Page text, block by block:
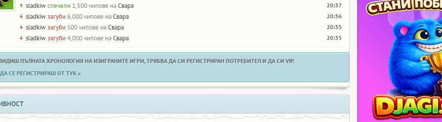
sladkiwспечели 1,500 чипове наСвара 20:37
sladkiwзагуби 6,000 чипове наСвара 20:36
sladkiwзагуби 500 чипове наСвара 20:35
sladkiwзагуби 4,000 чипове наСвара 20:35
ПЪЛНАТА ХРОНОЛОГИЯ НА ИЗИГРАНИТЕ ИГРИ, ТРЯБВА ДА СИ РЕГИСТРИРАН ПОТРЕБИТЕЛ И ДА СИ VIP.
СЕ РЕГИСТРИРАШ ОТ ТУК »